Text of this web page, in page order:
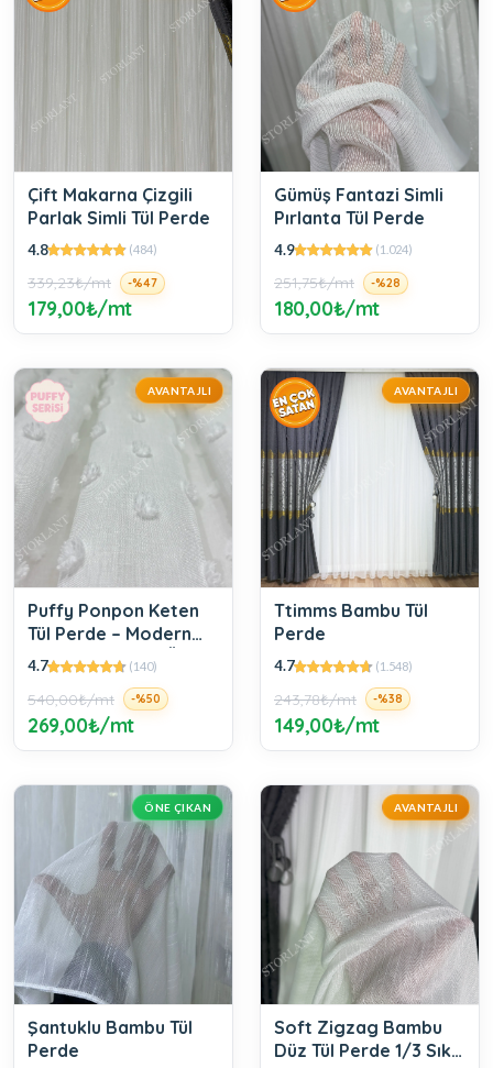
Çift Makarna Çizgili
Parlak Simli Tül Perde
4.8 (484)
339,23₺/mt -%47
179,00₺/mt
Gümüş Fantazi Simli
Pırlanta Tül Perde
4.9 (1.024)
251,75₺/mt -%28
180,00₺/mt
AVANTAJLI
Puffy Ponpon Keten
Tül Perde – Modern
Ponpon Dokulu, Ütü
Gerektirmez
4.7 (140)
540,00₺/mt -%50
269,00₺/mt
AVANTAJLI
Ttimms Bambu Tül
Perde
4.7 (1.548)
243,78₺/mt -%38
149,00₺/mt
ÖNE ÇIKAN
Şantuklu Bambu Tül
Perde
AVANTAJLI
Soft Zigzag Bambu
Düz Tül Perde 1/3 Sık